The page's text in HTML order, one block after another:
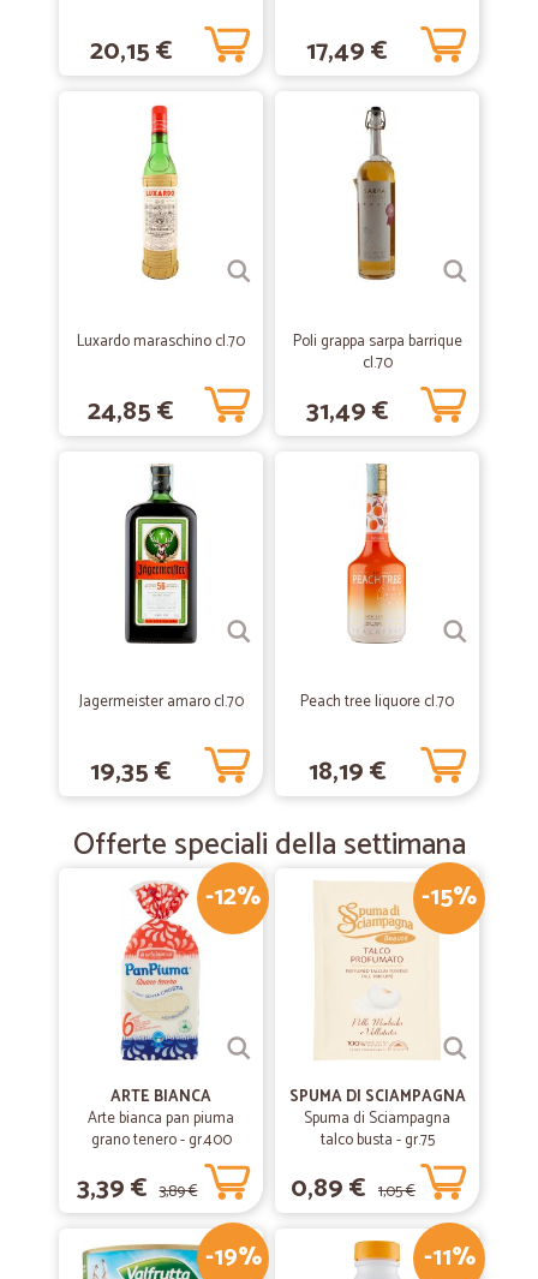
Servizio superveloce
Servizio superveloce, ho ricevuto la consegna in meno di 24 ore,
prodotti integri e freschi
20/06/2020
— Lorenzo B.
Ottimo negozio online! Consegna rapida
01/04/2020
— Eva B.
Molto buono Mi e ‘ stato molto utile
—Margherita D.
Prodotto arrivato nelle quantità e…
Prodotto arrivato nelle quantità e tempistiche corrette
—Gaetano S.
Ottimo la qualità del prodotto
Ottimo la qualità del prodotto, il prezzo e la dinamica della consegna,
complimenti
20,15 € 17,49 €
Luxardo maraschino cl.70
24,85 €
Poli grappa sarpa barrique
cl.70
31,49 €
Jagermeister amaro cl.70
19,35 €
Peach tree liquore cl.70
18,19 €
Offerte speciali della settimana
-12%
ARTE BIANCA
Arte bianca pan piuma
grano tenero - gr.400
3,39 € 3,89 €
-15%
SPUMA DI SCIAMPAGNA
Spuma di Sciampagna
talco busta - gr.75
0,89 € 1,05 €
-19% -11%